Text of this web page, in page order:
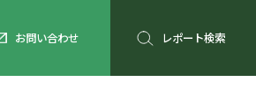
お問い合わせ レポート検索